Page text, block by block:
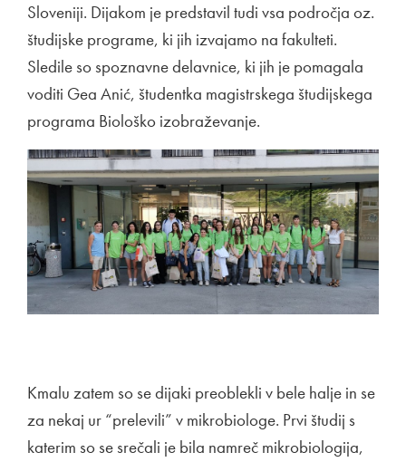
Sloveniji. Dijakom je predstavil tudi vsa področja oz.
študijske programe, ki jih izvajamo na fakulteti.
Sledile so spoznavne delavnice, ki jih je pomagala
voditi Gea Anić, študentka magistrskega študijskega
programa Biološko izobraževanje.
Kmalu zatem so se dijaki preoblekli v bele halje in se
za nekaj ur “prelevili” v mikrobiologe. Prvi študij s
katerim so se srečali je bila namreč mikrobiologija,